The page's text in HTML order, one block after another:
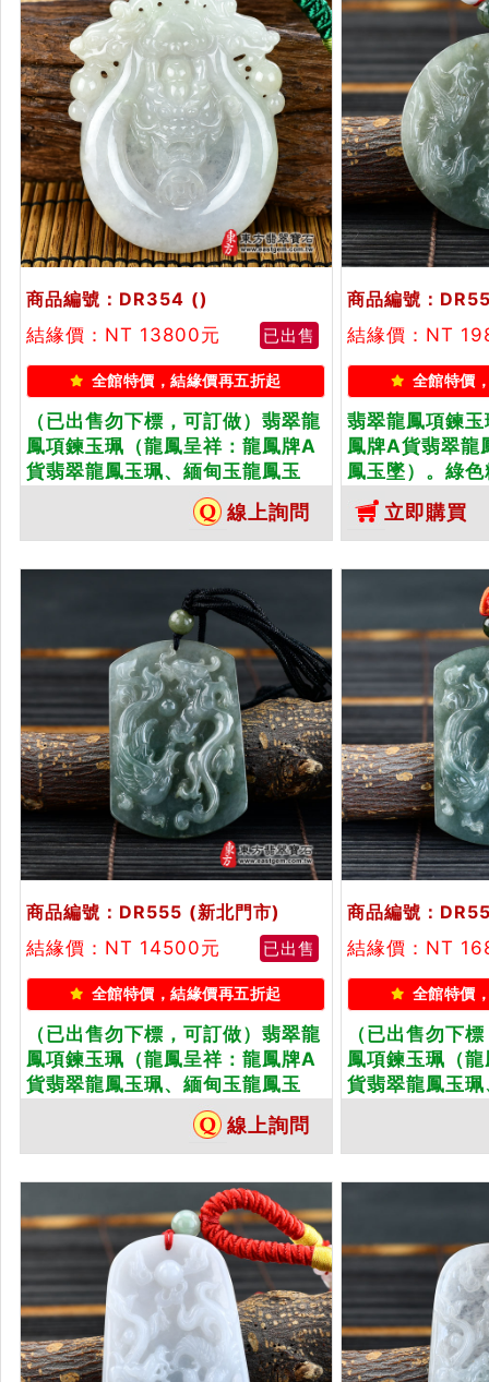
商品編號：DR354 ()
結緣價：NT 13800元
已出售
全館特價，結緣價再五折起
（已出售勿下標，可訂做）翡翠龍
鳳項鍊玉珮（龍鳳呈祥：龍鳳牌A
貨翡翠龍鳳玉珮、緬甸玉龍鳳玉
墜）。白綠色糯種龍鳳，DR354。
客製化訂做各種翡翠龍鳳吊墜玉珮
項鍊。★附A貨翡翠雙證書
線上詢問
商品編號：
結緣價：NT
全館特價
翡翠龍鳳項鍊
鳳牌A貨翡翠龍
鳳玉墜）。綠
DR552。客製
吊墜玉珮項鍊
書
立即購買
商品編號：DR555 (新北門市)
結緣價：NT 14500元
已出售
全館特價，結緣價再五折起
（已出售勿下標，可訂做）翡翠龍
鳳項鍊玉珮（龍鳳呈祥：龍鳳牌A
貨翡翠龍鳳玉珮、緬甸玉龍鳳玉
墜）。綠色糯種龍鳳，DR555。客
製化訂做各種翡翠龍鳳吊墜玉珮項
鍊。★附A貨翡翠雙證書
線上詢問
商品編號：
結緣價：NT
全館特價
（已出售勿下
鳳項鍊玉珮（
貨翡翠龍鳳玉
鍊。★附A貨翡